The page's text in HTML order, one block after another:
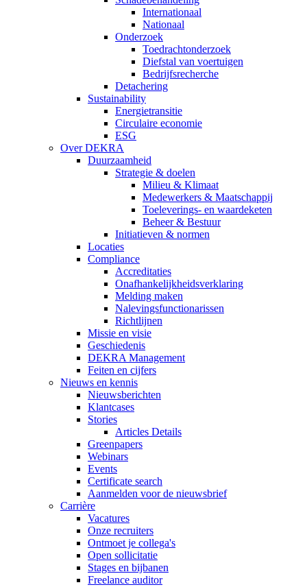
Internationaal
Nationaal
Onderzoek
Toedrachtonderzoek
Diefstal van voertuigen
Bedrijfsrecherche
Detachering
Sustainability
Energietransitie
Circulaire economie
ESG
Over DEKRA
Duurzaamheid
Strategie & doelen
Milieu & Klimaat
Medewerkers & Maatschappij
Toeleverings- en waardeketen
Beheer & Bestuur
Initiatieven & normen
Locaties
Compliance
Accreditaties
Onafhankelijkheidsverklaring
Melding maken
Nalevingsfunctionarissen
Richtlijnen
Missie en visie
Geschiedenis
DEKRA Management
Feiten en cijfers
Nieuws en kennis
Nieuwsberichten
Klantcases
Stories
Articles Details
Greenpapers
Webinars
Events
Certificate search
Aanmelden voor de nieuwsbrief
Carrière
Vacatures
Onze recruiters
Ontmoet je collega's
Open sollicitatie
Stages en bijbanen
Freelance auditor